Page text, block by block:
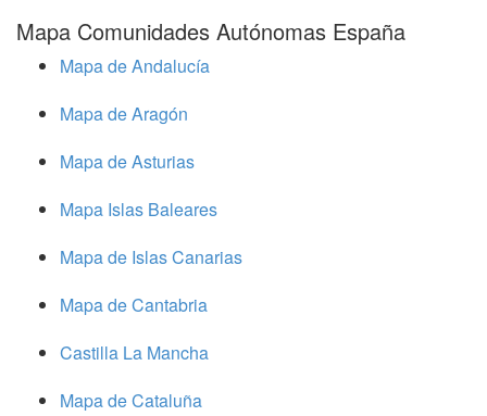
Mapa Comunidades Autónomas España
Mapa de Andalucía
Mapa de Aragón
Mapa de Asturias
Mapa Islas Baleares
Mapa de Islas Canarias
Mapa de Cantabria
Castilla La Mancha
Mapa de Cataluña